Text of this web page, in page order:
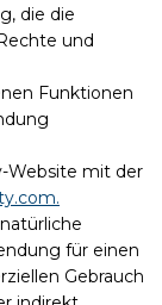
die die
und
Funktionen
Website mit der
für einen
Gebrauch